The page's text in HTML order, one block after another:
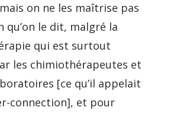
on ne les maîtrise pas
qu’on le dit, malgré la
qui est surtout
les chimiothérapeutes et
[ce qu’il appelait
connection], et pour